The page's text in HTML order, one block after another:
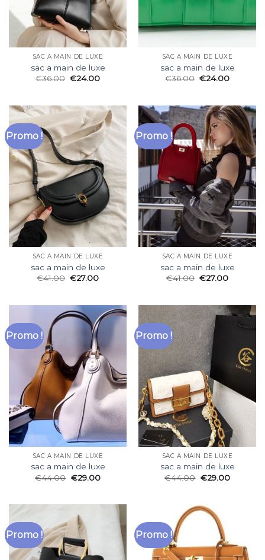
SAC A MAIN DE LUXE
sac a main de luxe
€36.00 €24.00
SAC A MAIN DE LUXE
sac a main de luxe
€36.00 €24.00
Promo !
SAC A MAIN DE LUXE
sac a main de luxe
€41.00 €27.00
Promo !
SAC A MAIN DE LUXE
sac a main de luxe
€41.00 €27.00
Promo !
SAC A MAIN DE LUXE
sac a main de luxe
€44.00 €29.00
Promo !
SAC A MAIN DE LUXE
sac a main de luxe
€44.00 €29.00
Promo ! Promo !